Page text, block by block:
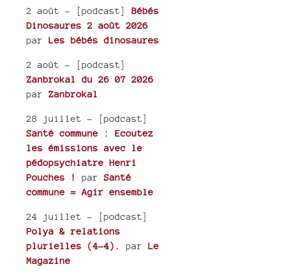
2 août- [podcast]Bébés
Dinosaures 2 août 2026
parLes bébés dinosaures
2 août- [podcast]
Zanbrokal du 26 07 2026
parZanbrokal
28 juillet- [podcast]
Santé commune : Ecoutez
les émissions avec le
pédopsychiatre Henri
Pouches !
parSanté
commune = Agir ensemble
24 juillet- [podcast]
Polya & relations
plurielles (4-4).
parLe
Magazine